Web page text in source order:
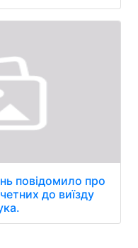
повідомило про
до виїзду